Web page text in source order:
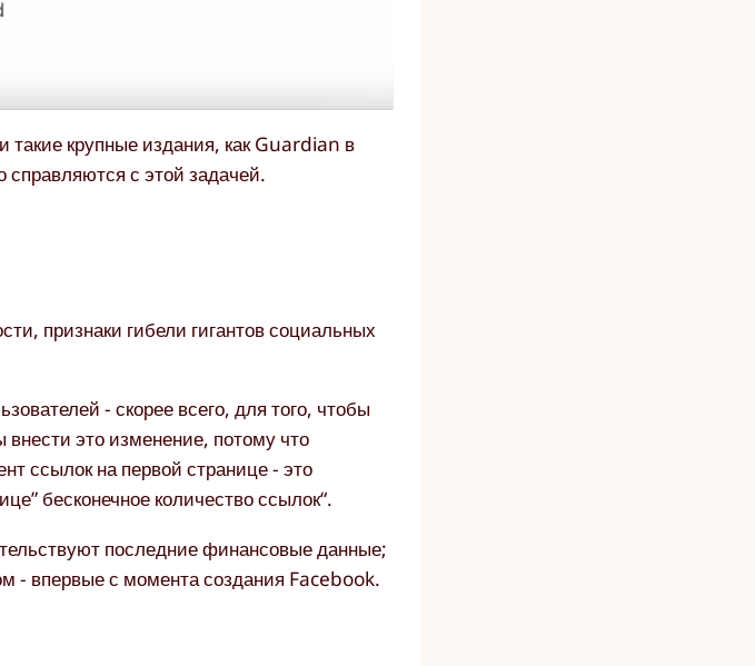
крупные издания, как Guardian в
с этой задачей.
признаки гибели гигантов социальных
- скорее всего, для того, чтобы
это изменение, потому что
ссылок на первой странице - это
бесконечное количество ссылок“.
последние финансовые данные;
- впервые с момента создания Facebook.